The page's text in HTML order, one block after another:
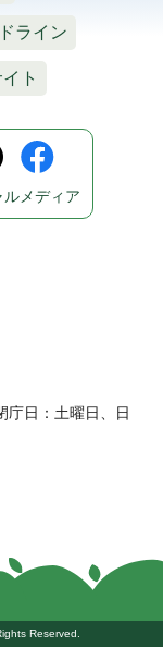
ライン
ト
日：土曜日、日
ルメディア
Reserved.